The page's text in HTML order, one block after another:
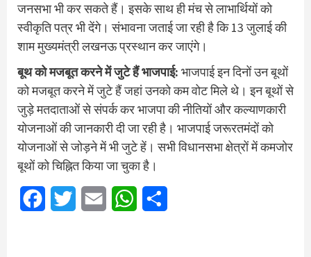
जनसभा भी कर सकते हैं। इसके साथ ही मंच से लाभार्थियों को
स्वीकृति पत्र भी देंगे। संभावना जताई जा रही है कि 13 जुलाई की
शाम मुख्यमंत्री लखनऊ प्रस्थान कर जाएंगे।
बूथ को मजबूत करने में जुटे हैं भाजपाई: भाजपाई इन दिनों उन बूथों
को मजबूत करने में जुटे हैं जहां उनको कम वोट मिले थे। इन बूथों से
जुड़े मतदाताओं से संपर्क कर भाजपा की नीतियों और कल्याणकारी
योजनाओं की जानकारी दी जा रही है। भाजपाई जरूरतमंदों को
योजनाओं से जोड़ने में भी जुटे हें। सभी विधानसभा क्षेत्रों में कमजोर
बूथों को चिह्नित किया जा चुका है।
FacebookTwitter Email WhatsApp